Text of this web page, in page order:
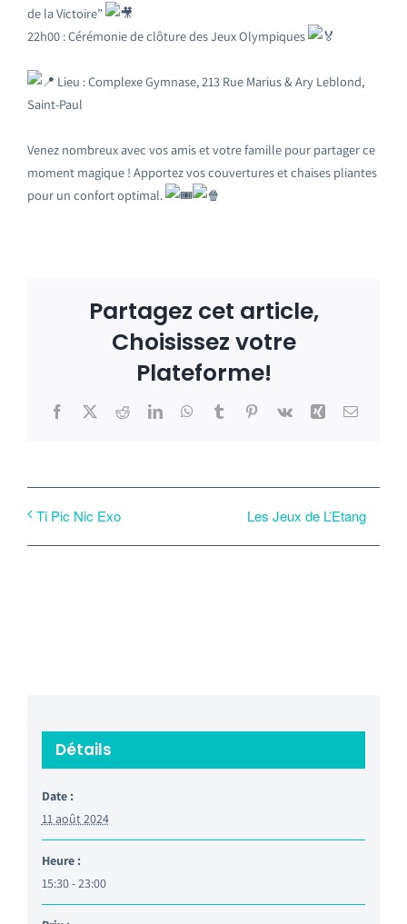
de la Victoire”
22h00 : Cérémonie de clôture des Jeux Olympiques
Lieu : Complexe Gymnase, 213 Rue Marius & Ary Leblond,
Saint-Paul
Venez nombreux avec vos amis et votre famille pour partager ce
moment magique ! Apportez vos couvertures et chaises pliantes
pour un confort optimal.
Partagez cet article,
Choisissez votre
Plateforme!
Facebook
X RedditLinkedInWhatsApp
TumblrPinterest
Vk Xing Email
Ti Pic Nic Exo Les Jeux de L’Etang
Détails
Date :
11 août 2024
Heure :
15:30 - 23:00